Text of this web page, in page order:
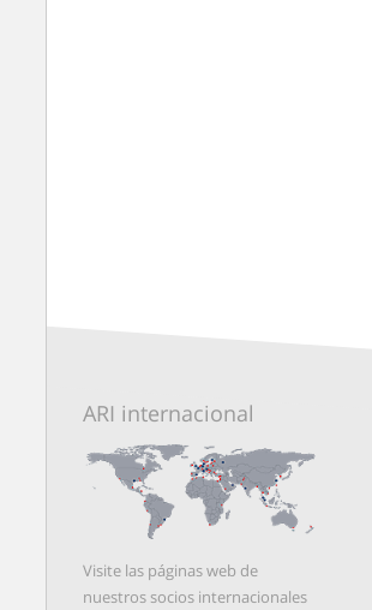
ARI internacional
Visite las páginas web de
nuestros socios internacionales